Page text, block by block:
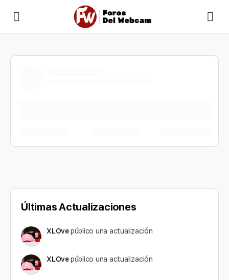
Últimas Actualizaciones
XLOvepúblico una actualización
XLOvepúblico una actualización